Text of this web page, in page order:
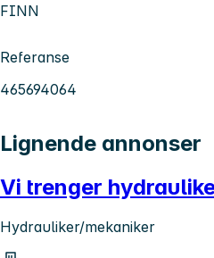
FINN
Referanse
465694064
Lignende annonser
Vi trenger
Hydrauliker/mekaniker